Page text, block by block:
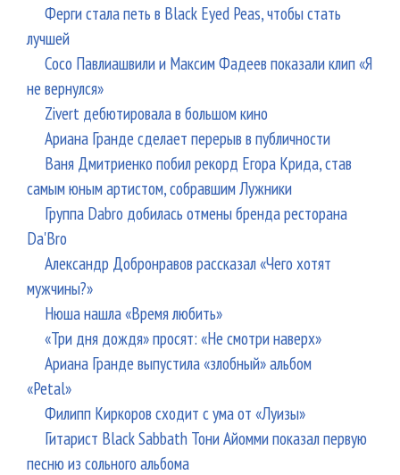
Ферги стала петь в Black Eyed Peas, чтобы стать
лучшей
Сосо Павлиашвили и Максим Фадеев показали клип «Я
не вернулся»
Zivert дебютировала в большом кино
Ариана Гранде сделает перерыв в публичности
Ваня Дмитриенко побил рекорд Егора Крида, став
самым юным артистом, собравшим Лужники
Группа Dabro добилась отмены бренда ресторана
Da'Bro
Александр Добронравов рассказал «Чего хотят
мужчины?»
Нюша нашла «Время любить»
«Три дня дождя» просят: «Не смотри наверх»
Ариана Гранде выпустила «злобный» альбом
«Petal»
Филипп Киркоров сходит с ума от «Луизы»
Гитарист Black Sabbath Тони Айомми показал первую
песню из сольного альбома